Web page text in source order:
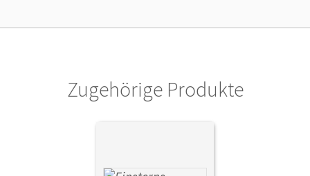
Unterrichtsmanagers solange das Lehrwerk erhältlich ist.
Zugehörige Produkte